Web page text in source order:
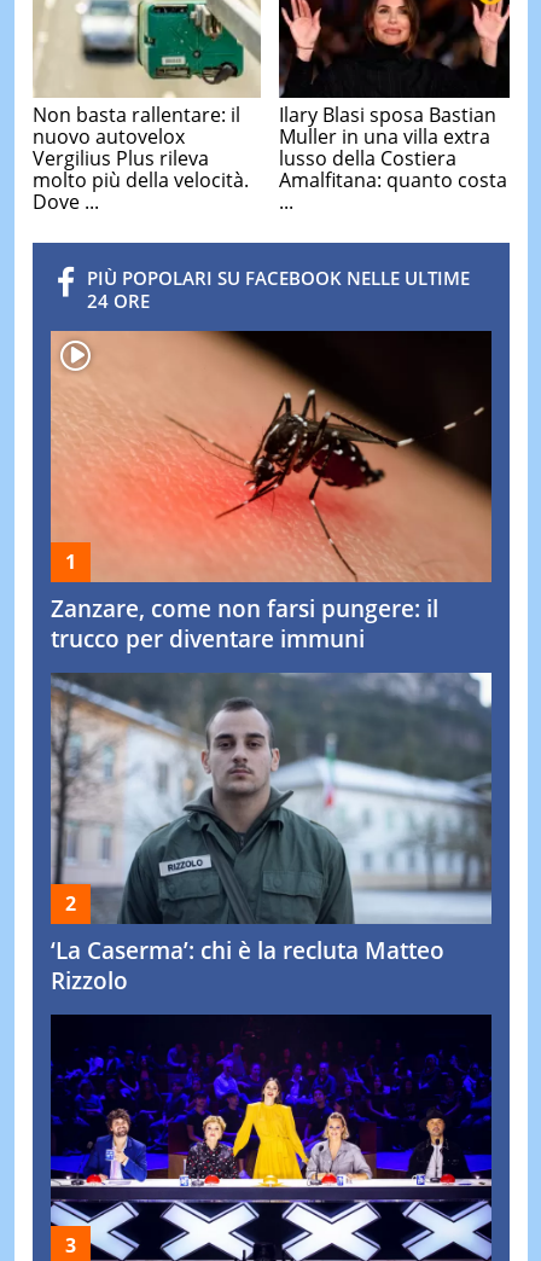
Non basta rallentare: il
nuovo autovelox
Vergilius Plus rileva
molto più della velocità.
Dove ...
Ilary Blasi sposa Bastian
Muller in una villa extra
lusso della Costiera
Amalfitana: quanto costa
...
PIÙ POPOLARI SU FACEBOOK NELLE ULTIME
24 ORE
Zanzare, come non farsi pungere: il
trucco per diventare immuni
‘La Caserma’: chi è la recluta Matteo
Rizzolo